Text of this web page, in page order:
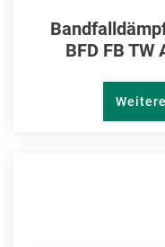
BFD FB TW